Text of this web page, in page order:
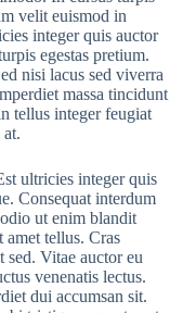
velit euismod in
integer quis auctor
egestas pretium.
nisi lacus sed viverra
massa tincidunt
tellus integer feugiat
ultricies integer quis
Consequat interdum
ut enim blandit
amet tellus. Cras
Vitae auctor eu
venenatis lectus.
dui accumsan sit.